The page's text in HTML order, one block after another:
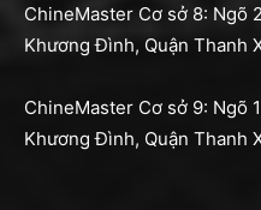
ChineMaster Cơ sở 8: Ngõ
Khương Đình, Quận Thanh
ChineMaster Cơ sở 9: Ngõ
Khương Đình, Quận Thanh